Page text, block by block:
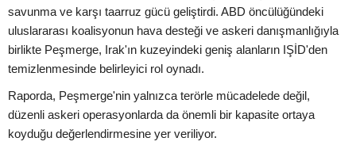
savunma ve karşı taarruz gücü geliştirdi. ABD öncülüğündeki
uluslararası koalisyonun hava desteği ve askeri danışmanlığıyla
birlikte Peşmerge, Irak'ın kuzeyindeki geniş alanların IŞİD'den
temizlenmesinde belirleyici rol oynadı.
Raporda, Peşmerge'nin yalnızca terörle mücadelede değil,
düzenli askeri operasyonlarda da önemli bir kapasite ortaya
koyduğu değerlendirmesine yer veriliyor.